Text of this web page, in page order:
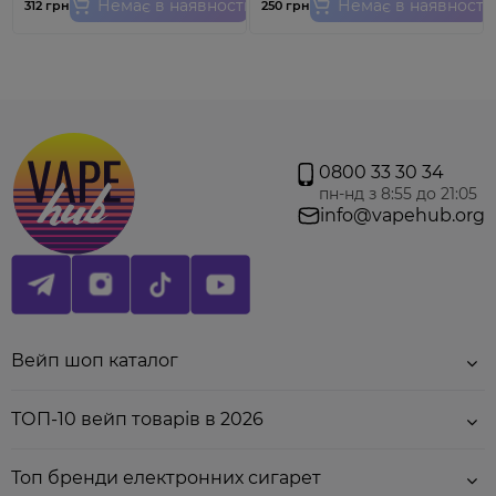
Характеристики:
Опір:0,35 Ом (Mesh)
Потужність:16-18 Вт
Рекомендована потужність:
Тип випаровувача:замінний Mesh Coil
Рекомендований склад рідини:
наVaporesso X Mini Pod Kit. Ватка має ввібрати в
використовувати! Товар не підлягає обміну та
312 грн Немає в наявності 250 грн Немає в наявності
0800 33 30 34
пн-нд з 8:55 до 21:05
info@vapehub.org
Вейп шоп каталог
ТОП-10 вейп товарів в 2026
Топ бренди електронних сигарет